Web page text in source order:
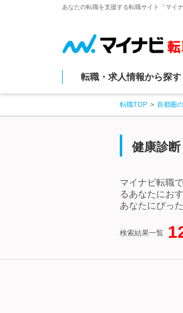
あなたの転職を支援する転職サイト「マイ
転職・求人情報から探す
転職TOP 首都圏
健康診
マイナビ転職
るあなたにお
あなたにぴっ
検索結果一覧